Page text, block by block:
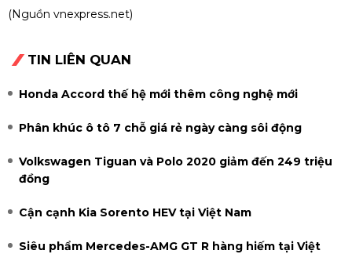
(Nguồn vnexpress.net)
TIN LIÊN QUAN
Honda Accord thế hệ mới thêm công nghệ mới
Phân khúc ô tô 7 chỗ giá rẻ ngày càng sôi động
Volkswagen Tiguan và Polo 2020 giảm đến 249 triệu
đồng
Cận cạnh Kia Sorento HEV tại Việt Nam
Siêu phẩm Mercedes-AMG GT R hàng hiếm tại Việt